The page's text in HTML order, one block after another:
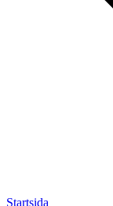
Startsida